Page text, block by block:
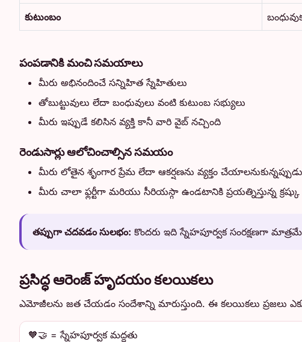
కుటుంబం
పంపడానికి మంచి సమయాలు
మీరు అభినందించే సన్నిహిత స్నేహితులు
తోబుట్టువులు లేదా బంధువులు వంటి కుటుంబ సభ్యులు
మీరు ఇప్పుడే కలిసిన వ్యక్తి కానీ వారి వైబ్ నచ్చింది
రెండుసార్లు ఆలోచించాల్సిన సమయం
మీరు లోతైన శృంగార ప్రేమ లేదా ఆకర్షణను వ్యక్తం చేయాలనుకున్నప్పుడు
మీరు చాలా ఫ్లర్టీగా మరియు సీరియస్గా ఉండటానికి ప్రయత్నిస్తున్న క్రష్కు
తప్పుగా చదవడం సులభం: కొందరు ఇది స్నేహపూర్వక సంరక్షణగా
ప్రసిద్ధ ఆరెంజ్ హృదయం కలయికలు
ఎమోజీలను జత చేయడం సందేశాన్ని మారుస్తుంది. ఈ కలయికలు
🧡🤝 = స్నేహపూర్వక మద్దతు